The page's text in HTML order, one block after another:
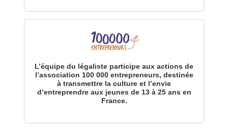
L’équipe du légaliste participe aux actions de
l’association 100 000 entrepreneurs, destinée
à transmettre la culture et l’envie
d’entreprendre aux jeunes de 13 à 25 ans en
France.